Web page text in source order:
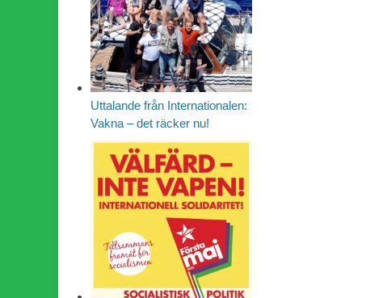
Uttalande från Internationalen:
Vakna – det räcker nu!